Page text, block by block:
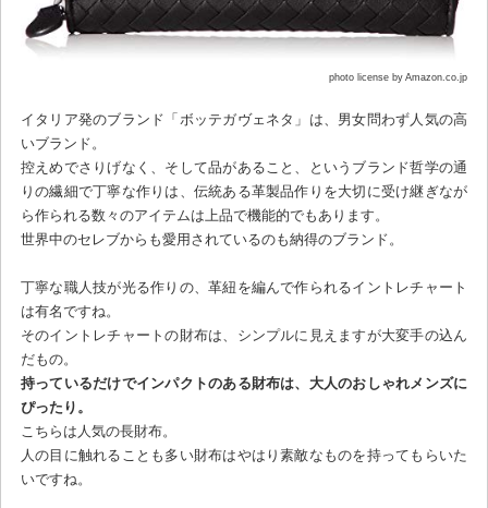
photo license by Amazon.co.jp
イタリア発のブランド「ボッテガヴェネタ」は、男女問わず人気の高
いブランド。
控えめでさりげなく、そして品があること、というブランド哲学の通
りの繊細で丁寧な作りは、伝統ある革製品作りを大切に受け継ぎなが
ら作られる数々のアイテムは上品で機能的でもあります。
世界中のセレブからも愛用されているのも納得のブランド。
丁寧な職人技が光る作りの、革紐を編んで作られるイントレチャート
は有名ですね。
そのイントレチャートの財布は、シンプルに見えますが大変手の込ん
だもの。
持っているだけでインパクトのある財布は、大人のおしゃれメンズに
ぴったり。
こちらは人気の長財布。
人の目に触れることも多い財布はやはり素敵なものを持ってもらいた
いですね。